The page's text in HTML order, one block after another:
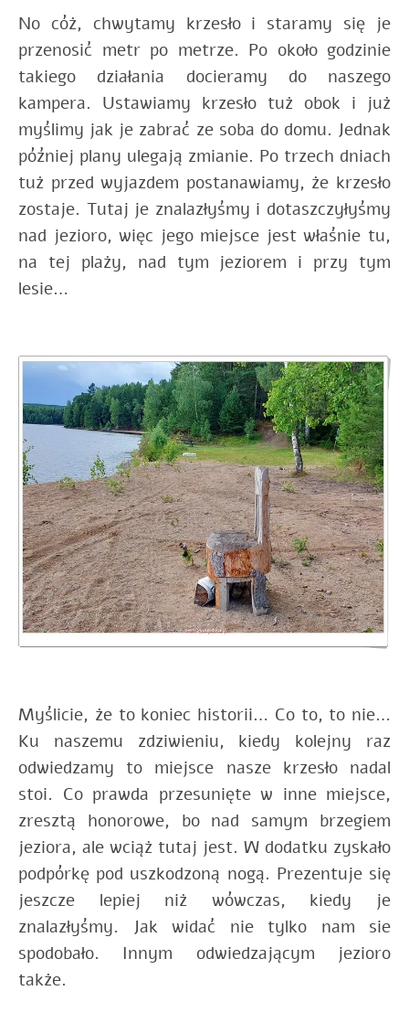
No cóż, chwytamy krzesło i staramy się je
przenosić metr po metrze. Po około godzinie
takiego działania docieramy do naszego
kampera. Ustawiamy krzesło tuż obok i już
myślimy jak je zabrać ze soba do domu. Jednak
później plany ulegają zmianie. Po trzech dniach
tuż przed wyjazdem postanawiamy, że krzesło
zostaje. Tutaj je znalazłyśmy i dotaszczyłyśmy
nad jezioro, więc jego miejsce jest właśnie tu,
na tej plaży, nad tym jeziorem i przy tym
lesie…
Myślicie, że to koniec historii… Co to, to nie…
Ku naszemu zdziwieniu, kiedy kolejny raz
odwiedzamy to miejsce nasze krzesło nadal
stoi. Co prawda przesunięte w inne miejsce,
zresztą honorowe, bo nad samym brzegiem
jeziora, ale wciąż tutaj jest. W dodatku zyskało
podpórkę pod uszkodzoną nogą. Prezentuje się
jeszcze lepiej niż wówczas, kiedy je
znalazłyśmy. Jak widać nie tylko nam sie
spodobało. Innym odwiedzającym jezioro
także.